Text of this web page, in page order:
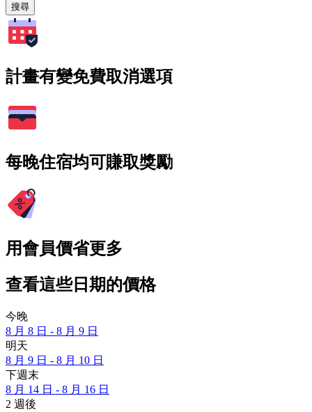
搜尋
計畫有變免費取消選項
每晚住宿均可賺取獎勵
用會員價省更多
查看這些日期的價格
今晚
8 月 8 日 - 8 月 9 日
明天
8 月 9 日 - 8 月 10 日
下週末
8 月 14 日 - 8 月 16 日
2 週後